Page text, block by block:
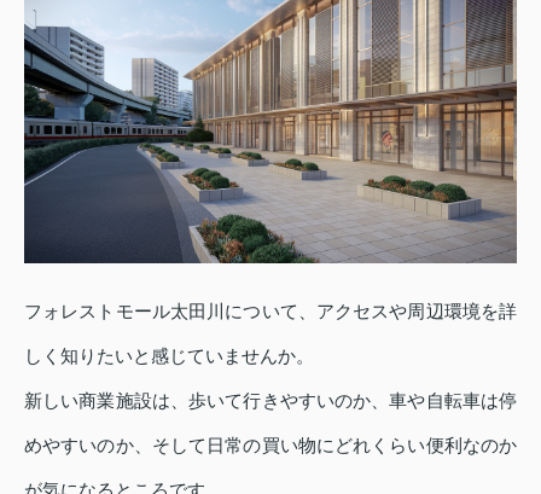
フォレストモール太田川について、アクセスや周辺環境を詳
しく知りたいと感じていませんか。
新しい商業施設は、歩いて行きやすいのか、車や自転車は停
めやすいのか、そして日常の買い物にどれくらい便利なのか
が気になるところです。